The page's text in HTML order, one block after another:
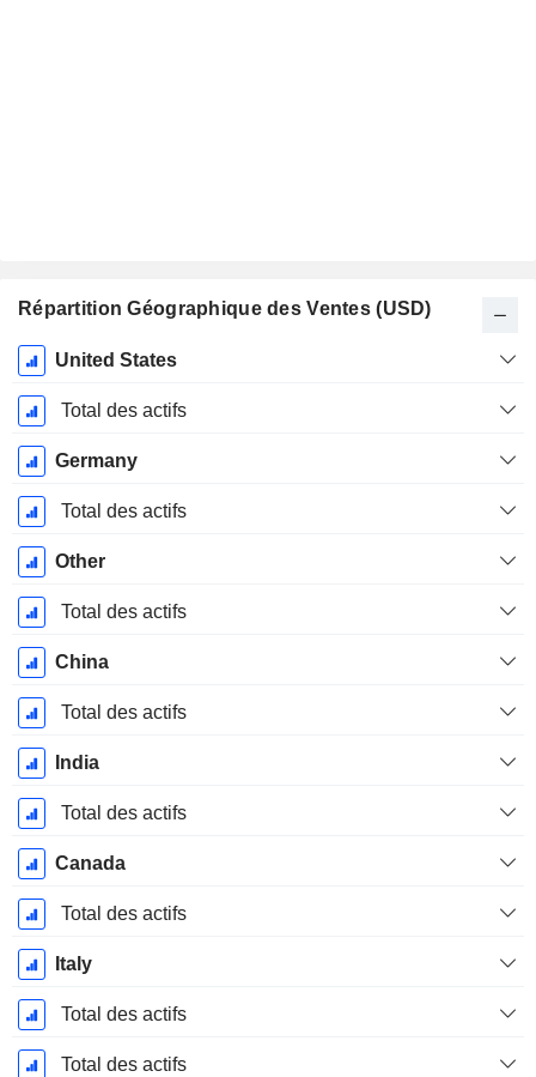
Répartition Géographique des Ventes (USD)
Période
Fiscale:
Juin
United States
Total des actifs
Germany
Total des actifs
Other
Total des actifs
China
Total des actifs
India
Total des actifs
Canada
Total des actifs
Italy
Total des actifs
Total des actifs